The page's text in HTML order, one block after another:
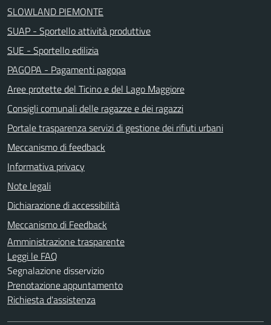
SLOWLAND PIEMONTE
SUAP - Sportello attività produttive
SUE - Sportello edilizia
PAGOPA - Pagamenti pagopa
Aree protette del Ticino e del Lago Maggiore
Consigli comunali delle ragazze e dei ragazzi
Portale trasparenza servizi di gestione dei rifiuti urbani
Meccanismo di feedback
Informativa privacy
Note legali
Dichiarazione di accessibilità
Meccanismo di Feedback
Amministrazione trasparente
Leggi le FAQ
Segnalazione disservizio
Prenotazione appuntamento
Richiesta d'assistenza